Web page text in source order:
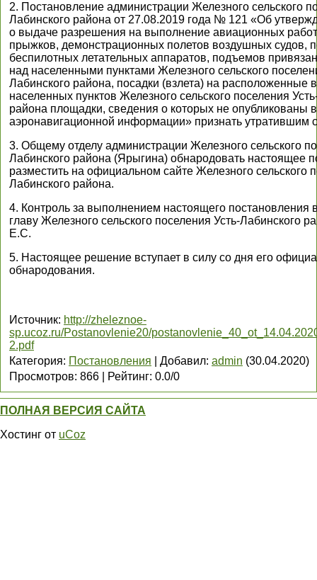
2. Постановление администрации Железного сельского
Лабинского района от 27.08.2019 года № 121 «Об
о выдаче разрешения на выполнение авиационных
прыжков, демонстрационных полетов воздушных судов,
беспилотных летательных аппаратов, подъемов
над населенными пунктами Железного сельского
Лабинского района, посадки (взлета) на расположенные
населенных пунктов Железного сельского поселения
района площадки, сведения о которых не опубликованы
аэронавигационной информации» признать утратившим
3. Общему отделу администрации Железного сельского
Лабинского района (Ярыгина) обнародовать настоящее
разместить на официальном сайте Железного сельского
Лабинского района.
4. Контроль за выполнением настоящего постановления
главу Железного сельского поселения Усть-Лабинского
Е.С.
5. Настоящее решение вступает в силу со дня его
обнародования.
Источник: http://zheleznoe-
sp.ucoz.ru/Postanovlenie20/
2.pdf
Категория: Постановления Добавил: admin (30.04.2020)
Просмотров: 866 Рейтинг: 0.0/0
ПОЛНАЯ ВЕРСИЯ САЙТА
Хостинг от uCoz